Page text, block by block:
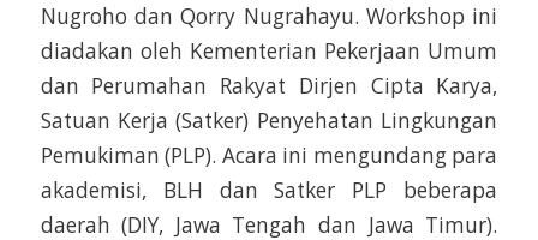
Nugroho dan Qorry Nugrahayu. Workshop ini
diadakan oleh Kementerian Pekerjaan Umum
dan Perumahan Rakyat Dirjen Cipta Karya,
Satuan Kerja (Satker) Penyehatan Lingkungan
Pemukiman (PLP). Acara ini mengundang para
akademisi, BLH dan Satker PLP beberapa
daerah (DIY, Jawa Tengah dan Jawa Timur).